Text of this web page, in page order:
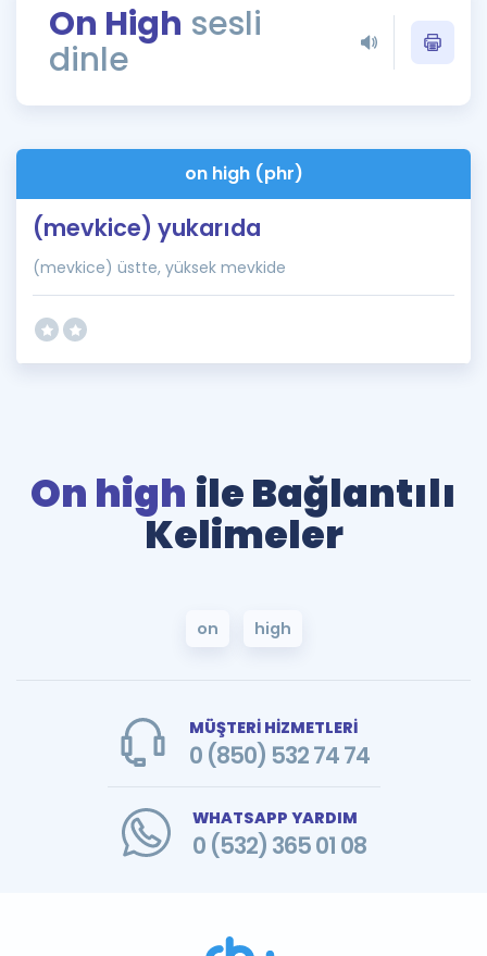
Rehberlik Aracı
Kampanyalar
Blog
İngilizce Gramer
On High sesli
dinle
on high (phr)
(mevkice) yukarıda
(mevkice) üstte, yüksek mevkide
On high ile Bağlantılı
Kelimeler
on high
MÜŞTERİ HİZMETLERİ
0 (850) 532 74 74
WHATSAPP YARDIM
0 (532) 365 01 08